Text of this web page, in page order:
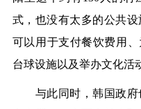
式，也没有太多的公共
可以用于支付餐饮费用
台球设施以及举办文化活
与此同时，韩国政府